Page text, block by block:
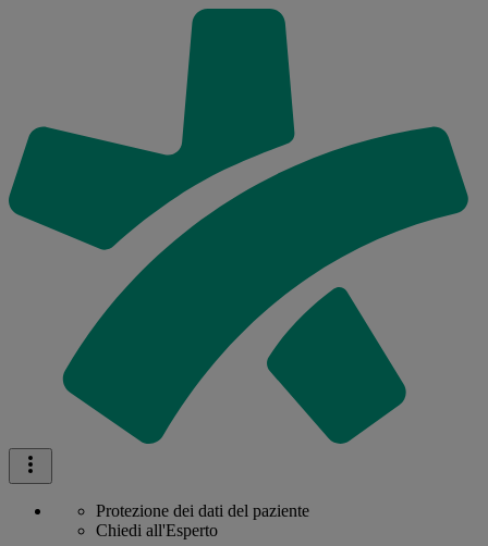
Protezione dei dati del paziente
Chiedi all'Esperto